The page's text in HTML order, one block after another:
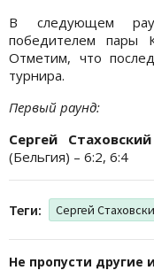
В следующем
победителем пары
Отметим, что
турнира.
Первый раунд:
Сергей
(Бельгия) – 6:2, 6:4
Теги: Сергей
Не пропусти другие